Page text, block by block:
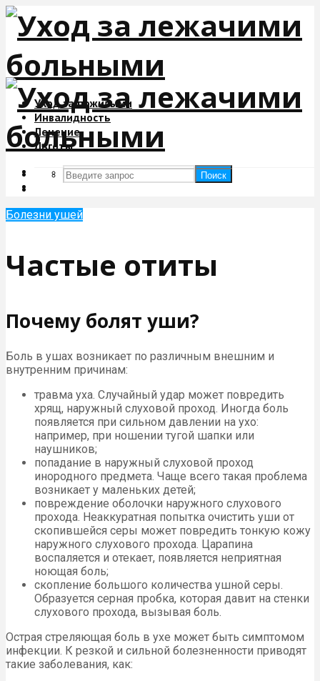
Уход за пожилыми
Инвалидность
Лечение
Льготы
Поиск
Поиск
Болезни ушей
Частые отиты
Почему болят уши?
Боль в ушах возникает по различным внешним и
внутренним причинам:
травма уха. Случайный удар может повредить
хрящ, наружный слуховой проход. Иногда боль
появляется при сильном давлении на ухо:
например, при ношении тугой шапки или
наушников;
попадание в наружный слуховой проход
инородного предмета. Чаще всего такая проблема
возникает у маленьких детей;
повреждение оболочки наружного слухового
прохода. Неаккуратная попытка очистить уши от
скопившейся серы может повредить тонкую кожу
наружного слухового прохода. Царапина
воспаляется и отекает, появляется неприятная
ноющая боль;
скопление большого количества ушной серы.
Образуется серная пробка, которая давит на стенки
слухового прохода, вызывая боль.
Острая стреляющая боль в ухе может быть симптомом
инфекции. К резкой и сильной болезненности приводят
такие заболевания, как: